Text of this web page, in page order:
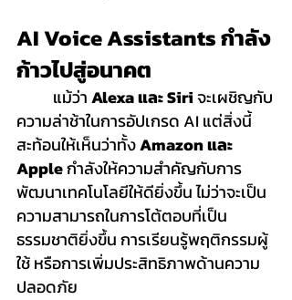
AI Voice Assistants กำลัง
ก้าวไปสู่อนาคต
	แม้ว่า
Alexa และ Siri จะเผชิญกับ
ความล่าช้าในการอัปเกรด AI แต่สิ่งนี้
สะท้อนให้เห็นว่าทั้ง Amazon และ
Apple กำลังให้ความสำคัญกับการ
พัฒนาเทคโนโลยีให้ดียิ่งขึ้น ไม่ว่าจะเป็น
ความสามารถในการโต้ตอบที่เป็น
ธรรมชาติยิ่งขึ้น การเรียนรู้พฤติกรรมผู้
ใช้ หรือการเพิ่มประสิทธิภาพด้านความ
ปลอดภัย